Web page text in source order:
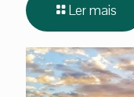
Ler mais